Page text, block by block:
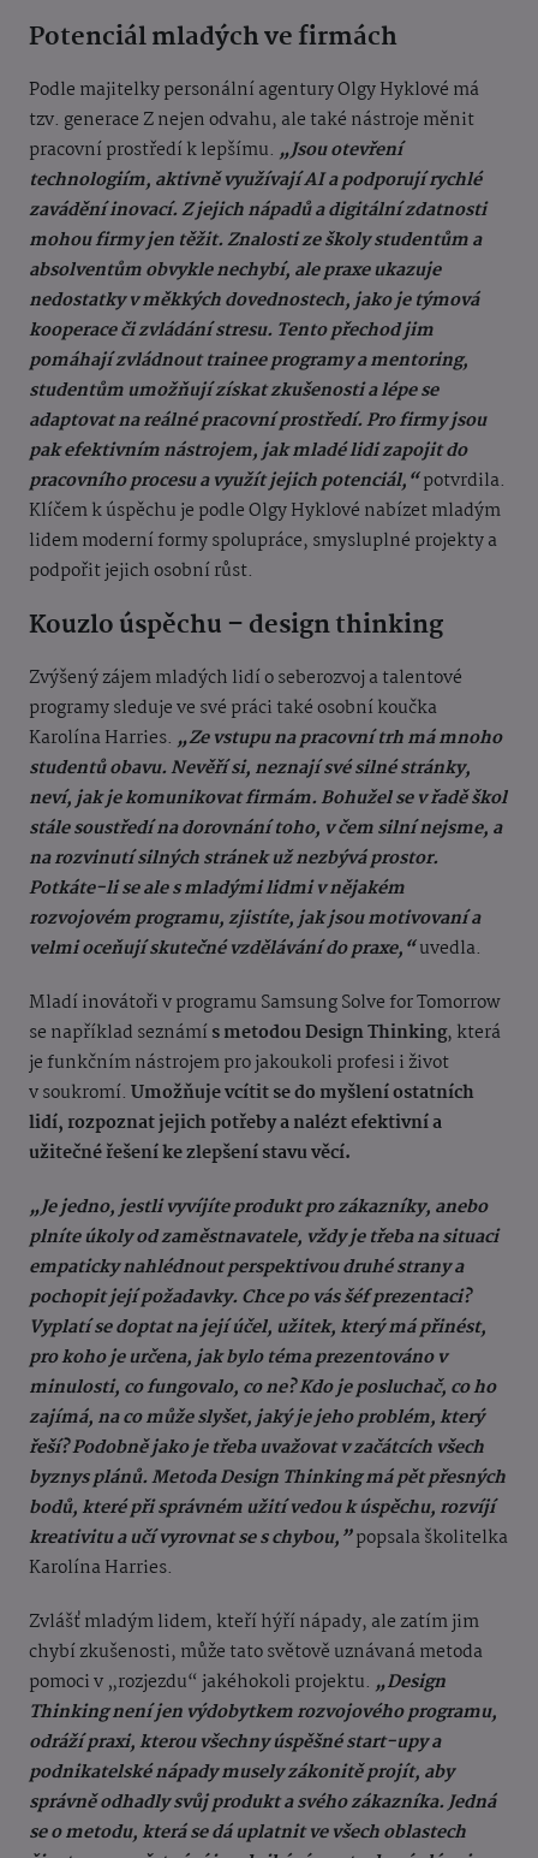
Potenciál mladých ve firmách
Podle majitelky personální agentury Olgy Hyklové má
tzv. generace Z nejen odvahu, ale také nástroje měnit
pracovní prostředí k lepšímu. „Jsou otevření
technologiím, aktivně využívají AI a podporují rychlé
zavádění inovací. Z jejich nápadů a digitální zdatnosti
mohou firmy jen těžit. Znalosti ze školy studentům a
absolventům obvykle nechybí, ale praxe ukazuje
nedostatky v měkkých dovednostech, jako je týmová
kooperace či zvládání stresu. Tento přechod jim
pomáhají zvládnout trainee programy a mentoring,
studentům umožňují získat zkušenosti a lépe se
adaptovat na reálné pracovní prostředí. Pro firmy jsou
pak efektivním nástrojem, jak mladé lidi zapojit do
pracovního procesu a využít jejich potenciál,“potvrdila.
Klíčem k úspěchu je podle Olgy Hyklové nabízet mladým
lidem moderní formy spolupráce, smysluplné projekty a
podpořit jejich osobní růst.
Kouzlo úspěchu – design thinking
Zvýšený zájem mladých lidí o seberozvoj a talentové
programy sleduje ve své práci také osobní koučka
Karolína Harries. „Ze vstupu na pracovní trh má mnoho
studentů obavu. Nevěří si, neznají své silné stránky,
neví, jak je komunikovat firmám. Bohužel se v řadě škol
stále soustředí na dorovnání toho, v čem silní nejsme, a
na rozvinutí silných stránek už nezbývá prostor.
Potkáte-li se ale s mladými lidmi v nějakém
rozvojovém programu, zjistíte, jak jsou motivovaní a
velmi oceňují skutečné vzdělávání do praxe,“uvedla.
Mladí inovátoři v programu Samsung Solve for Tomorrow
se například seznámís metodou Design Thinking, která
je funkčním nástrojem pro jakoukoli profesi i život
v soukromí. Umožňuje vcítit se do myšlení ostatních
lidí, rozpoznat jejich potřeby a nalézt efektivní a
užitečné řešení ke zlepšení stavu věcí.
„Je jedno, jestli vyvíjíte produkt pro zákazníky, anebo
plníte úkoly od zaměstnavatele, vždy je třeba na situaci
empaticky nahlédnout perspektivou druhé strany a
pochopit její požadavky. Chce po vás šéf prezentaci?
Vyplatí se doptat na její účel, užitek, který má přinést,
pro koho je určena, jak bylo téma prezentováno v
minulosti, co fungovalo, co ne? Kdo je posluchač, co ho
zajímá, na co může slyšet, jaký je jeho problém, který
řeší? Podobně jako je třeba uvažovat v začátcích všech
byznys plánů. Metoda Design Thinking má pět přesných
bodů, které při správném užití vedou k úspěchu, rozvíjí
kreativitu a učí vyrovnat se s chybou,”popsala školitelka
Karolína Harries.
Zvlášť mladým lidem, kteří hýří nápady, ale zatím jim
chybí zkušenosti, může tato světově uznávaná metoda
pomoci v „rozjezdu“ jakéhokoli projektu. „Design
Thinking není jen výdobytkem rozvojového programu,
odráží praxi, kterou všechny úspěšné start-upy a
podnikatelské nápady musely zákonitě projít, aby
správně odhadly svůj produkt a svého zákazníka. Jedná
se o metodu, která se dá uplatnit ve všech oblastech